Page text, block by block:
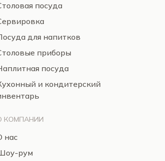
посуда
для напитков
приборы
посуда
и кондитерский
КОМПАНИИ
нас
рум